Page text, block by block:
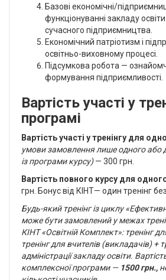
Базові економічні/
функціонуванні закладу
сучасного підприємництва.
Економічний патріотизм і
освітньо-виховному процесі.
Підсумкова робота —
формування підприємливості.
Вартість участі у
програмі
Вартість участі у тренінгу для
умови замовлення лише одного або
із програми курсу)— 300 грн.
Вартість повного курсу для
грн. Бонус від КІНТ— один тренінг
Будь-який тренінг із циклу
може бути замовлений у межах
КІНТ «Освітній Комплект»: тренінг
тренінг для вчителів (викладачів) +
адміністрації закладу освіти.
комплексної програми — 1500грн.,